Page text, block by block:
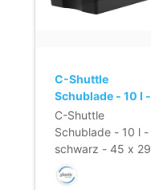
C-Shuttle
Schublade - 10 l -
schwarz - 45 x
29 x 8,5 cm
C-Shuttle
Schublade - 10 l -
schwarz - 45 x 29
x 8,5 cm